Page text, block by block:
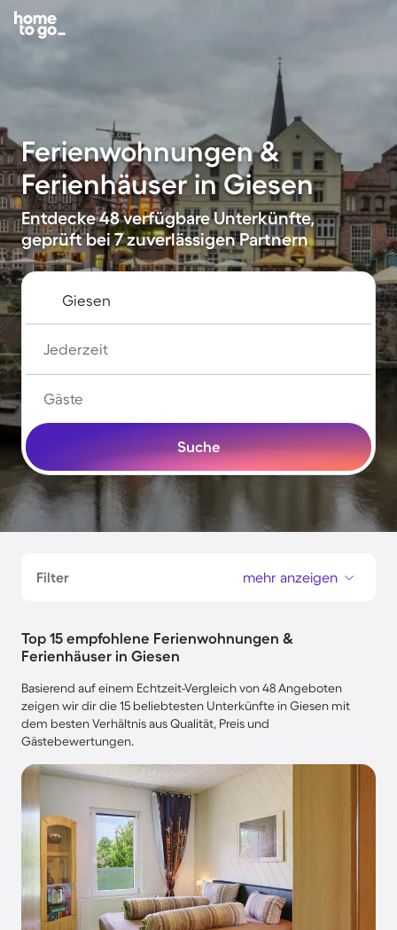
Ferienwohnungen &
Ferienhäuser in Giesen
Entdecke 48 verfügbare Unterkünfte,
geprüft bei 7 zuverlässigen Partnern
Jederzeit
Gäste
Suche
Filter mehr anzeigen
Top 15 empfohlene Ferienwohnungen &
Ferienhäuser in Giesen
Basierend auf einem Echtzeit-Vergleich von 48 Angeboten
zeigen wir dir die 15 beliebtesten Unterkünfte in Giesen mit
dem besten Verhältnis aus Qualität, Preis und
Gästebewertungen.